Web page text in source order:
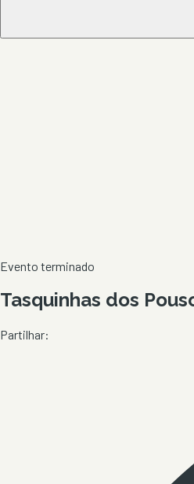
Evento terminado
Tasquinhas dos
Partilhar: